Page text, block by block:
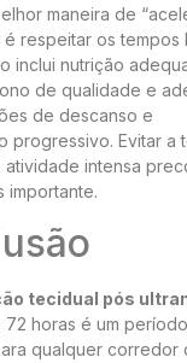
maneira de
respeitar os tempos
inclui nutrição
de qualidade e
de descanso e
progressivo. Evitar a
atividade intensa
importante.
tecidual pós
72 horas é um
qualquer corredor